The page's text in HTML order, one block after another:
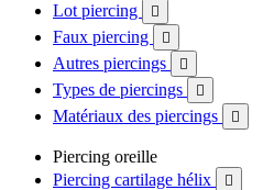
Lot piercing

Faux piercing 
Autres piercings 
Types de piercings 
Matériaux des piercings 
Piercing oreille
Piercing cartilage hélix
